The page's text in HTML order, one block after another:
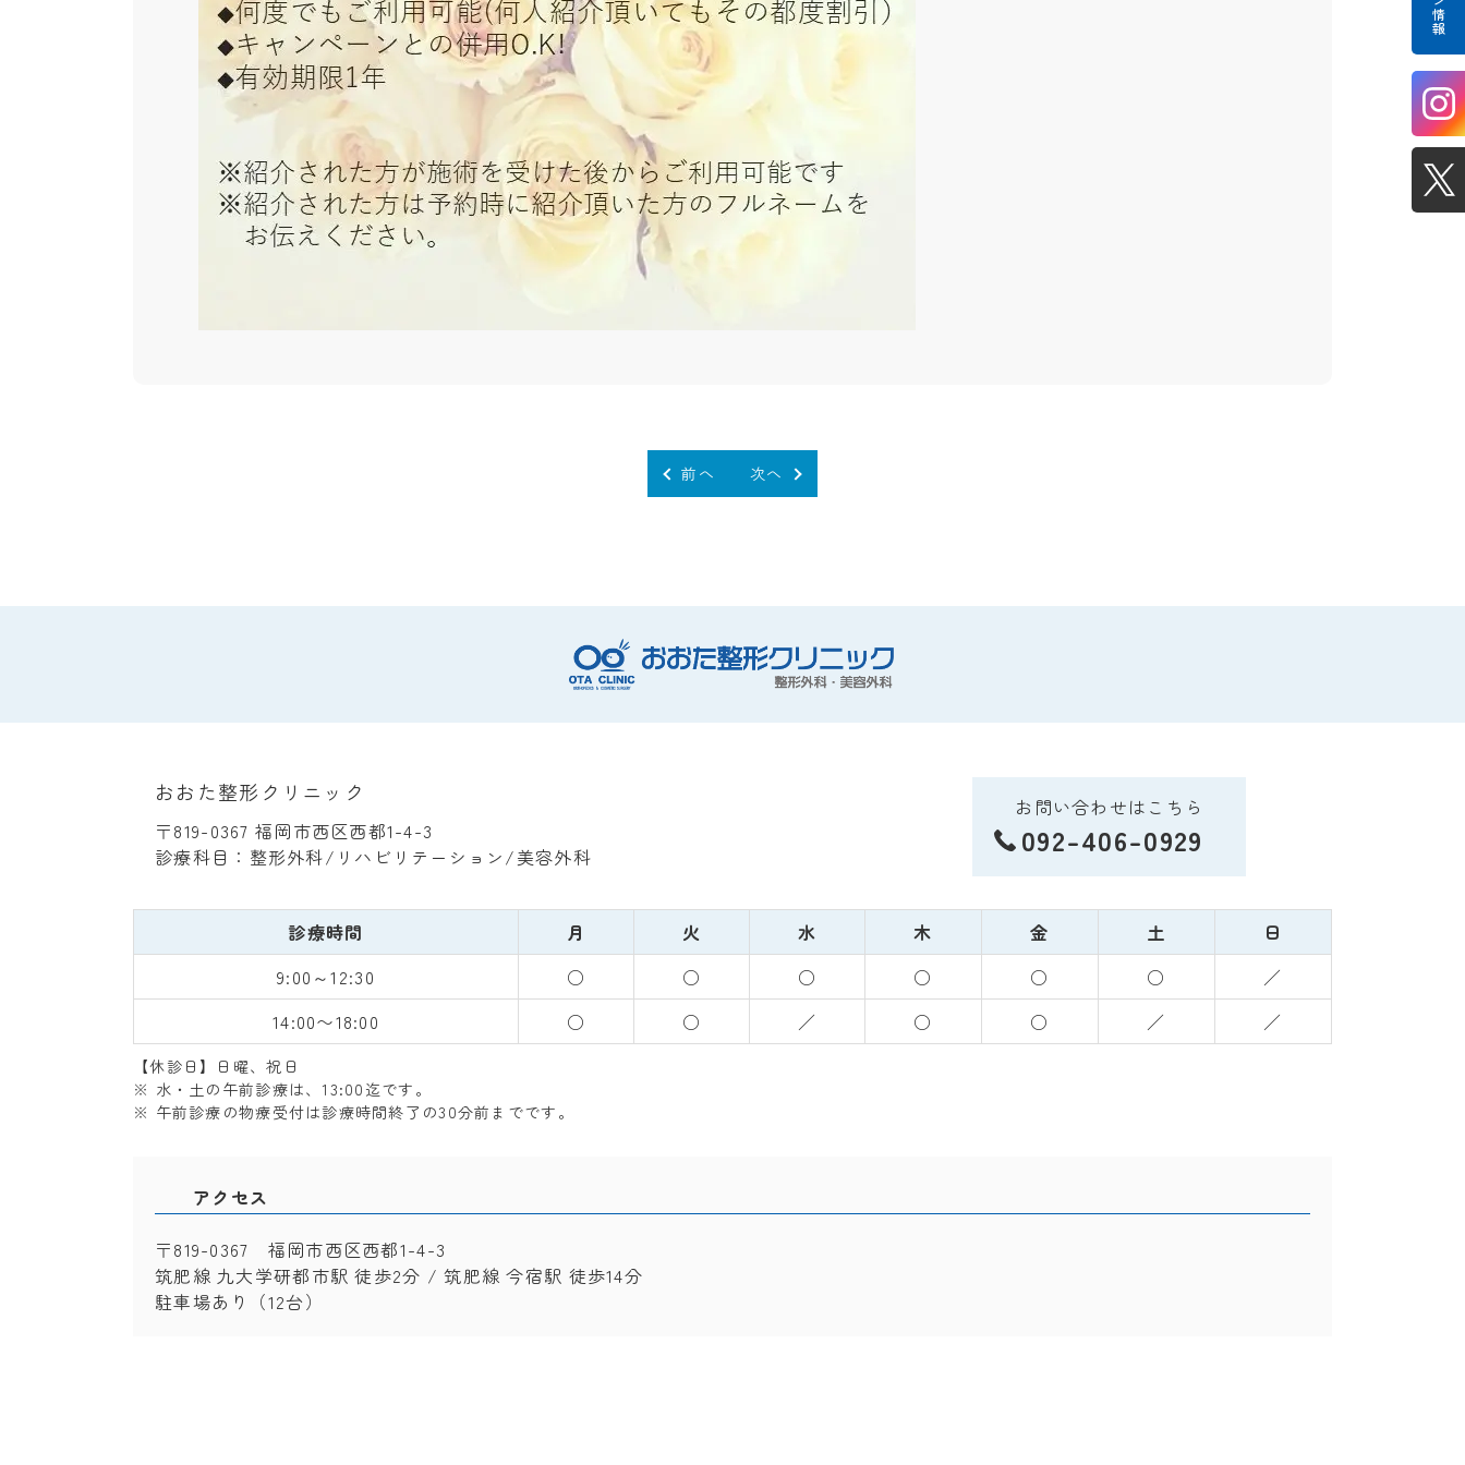
前へ 次へ
おおた整形クリニック
〒819-0367 福岡市西区西都1-4-3
診療科目：整形外科/リハビリテーション/美容外科
お問い合わせはこちら
092-406-0929
診療時間 月 火 水 木 金 土
日
9:00～12:30
○ ○ ○ ○ ○ ○
／
14:00〜18:00
○ ○ ／ ○ ○ ／ ／
【休診日】日曜、祝日
※ 水・土の午前診療は、13:00迄です。
※ 午前診療の物療受付は診療時間終了の30分前までです。
アクセス
〒819-0367 福岡市西区西都1-4-3
筑肥線 九大学研都市駅 徒歩2分 / 筑肥線 今宿駅 徒歩14分
駐車場あり（12台）